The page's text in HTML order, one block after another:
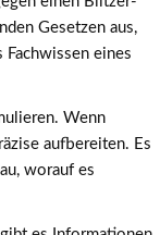
Gesetzen aus,
eines
Wenn
aufbereiten. Es
worauf es